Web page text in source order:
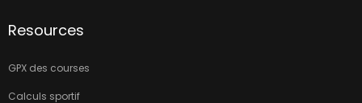
Resources
GPX des courses
Calculs sportif